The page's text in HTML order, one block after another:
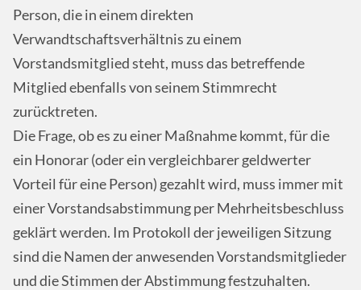
Person, die in einem direkten
Verwandtschaftsverhältnis zu einem
Vorstandsmitglied steht, muss das betreffende
Mitglied ebenfalls von seinem Stimmrecht
zurücktreten.
Die Frage, ob es zu einer Maßnahme kommt, für die
ein Honorar (oder ein vergleichbarer geldwerter
Vorteil für eine Person) gezahlt wird, muss immer mit
einer Vorstandsabstimmung per Mehrheitsbeschluss
geklärt werden. Im Protokoll der jeweiligen Sitzung
sind die Namen der anwesenden Vorstandsmitglieder
und die Stimmen der Abstimmung festzuhalten.